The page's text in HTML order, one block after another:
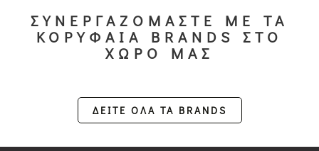
ΣΥΝΕΡΓΑΖΟΜΑΣΤΕ ΜΕ ΤΑ
ΚΟΡΥΦΑΙΑ BRANDS ΣΤΟ
ΧΩΡΟ ΜΑΣ
ΔΕΙΤΕ ΟΛΑ ΤΑ BRANDS